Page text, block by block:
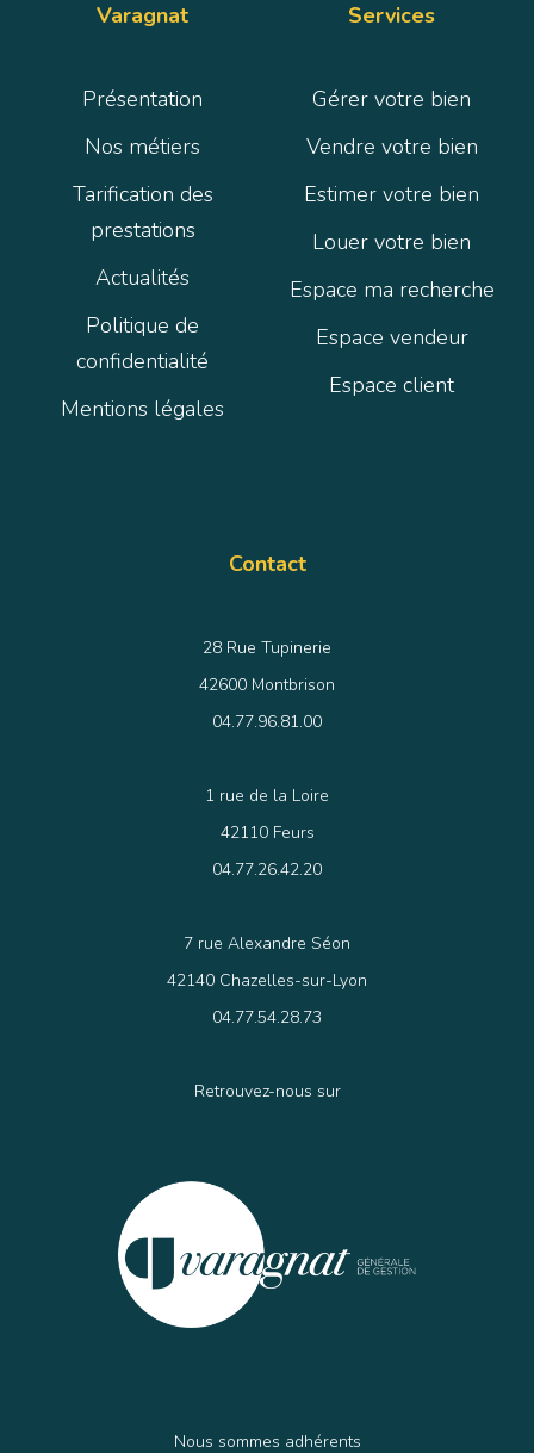
Varagnat
Présentation
Nos métiers
Tarification des
prestations
Actualités
Politique de
confidentialité
Mentions légales
Services
Gérer votre bien
Vendre votre bien
Estimer votre bien
Louer votre bien
Espace ma recherche
Espace vendeur
Espace client
Contact
28 Rue Tupinerie
42600 Montbrison
04.77.96.81.00
1 rue de la Loire
42110 Feurs
04.77.26.42.20
7 rue Alexandre Séon
42140 Chazelles-sur-Lyon
04.77.54.28.73
Retrouvez-nous sur
Nous sommes adhérents